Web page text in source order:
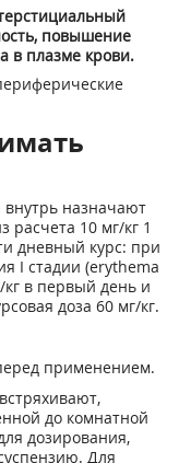
повышение
в плазме крови.
назначают
расчета 10 мг/кг 1
дневный курс: при
I стадии (erythema
кг в первый день и
доза 60 мг/кг.
применением.
до комнатной
дозирования,
Для